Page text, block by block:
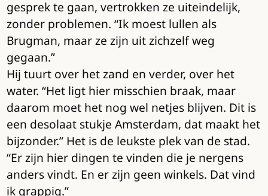
gesprek te gaan, vertrokken ze uiteindelijk,
zonder problemen. “Ik moest lullen als
Brugman, maar ze zijn uit zichzelf weg
gegaan.”
Hij tuurt over het zand en verder, over het
water. “Het ligt hier misschien braak, maar
daarom moet het nog wel netjes blijven. Dit is
een desolaat stukje Amsterdam, dat maakt het
bijzonder.” Het is de leukste plek van de stad.
“Er zijn hier dingen te vinden die je nergens
anders vindt. En er zijn geen winkels. Dat vind
ik grappig.”